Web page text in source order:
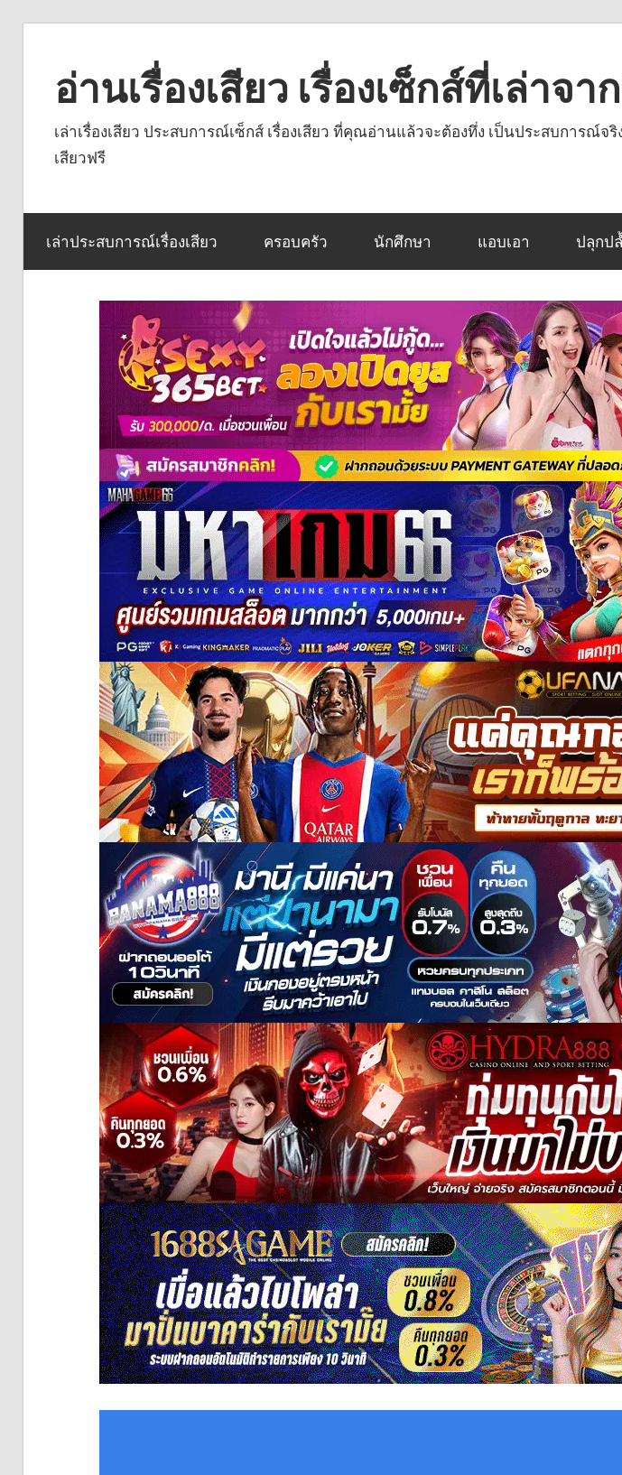
contentอ่านเรื่องเสียว เรื่องเซ็กส์ที่เล่าจ
เล่าเรื่องเสียว ประสบการณ์เซ็กส์ เรื่องเสียว ที่คุณอ่านแล้วจะต้องทึ่ง เป็นประสบการ
เสียวฟรี
เล่าประสบการณ์เรื่องเสียว ครอบครัว นักศึกษา แอบเอา ปลุกป